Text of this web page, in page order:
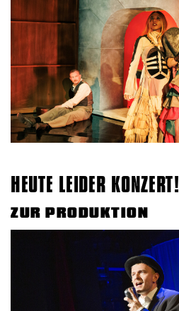
HEUTE LEIDER KONZERT!
ZUR PRODUKTION